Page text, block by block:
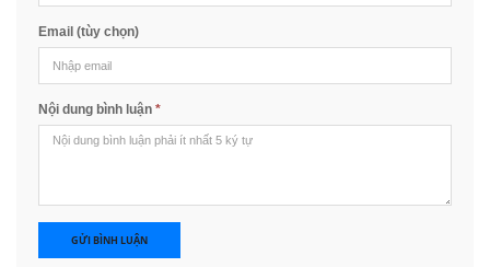
Email (tùy chọn)
Nội dung bình luận *
GỬI BÌNH LUẬN